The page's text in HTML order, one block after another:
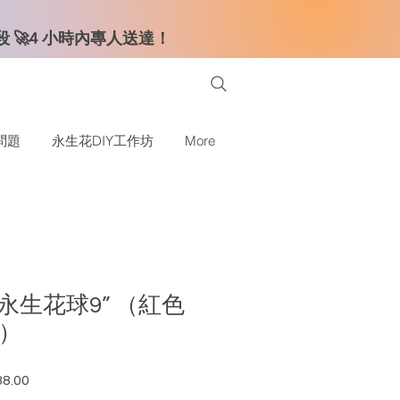
🚀4 小時內專人送達！
題 永生花DIY工作坊 More
生花球9” （紅色